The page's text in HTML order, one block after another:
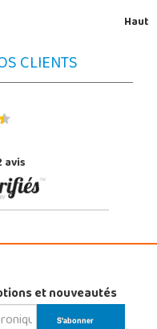
Haut
CLIENTS
avis
et nouveautés